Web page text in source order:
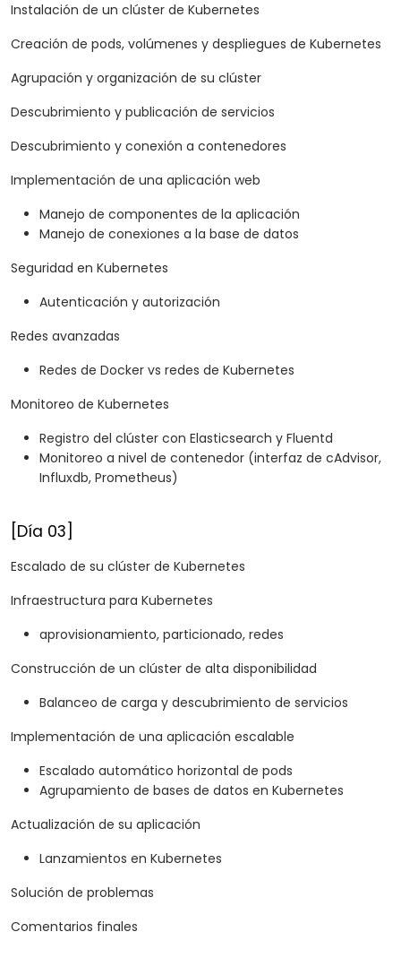
Instalación de un clúster de Kubernetes
Creación de pods, volúmenes y despliegues de Kubernetes
Agrupación y organización de su clúster
Descubrimiento y publicación de servicios
Descubrimiento y conexión a contenedores
Implementación de una aplicación web
Manejo de componentes de la aplicación
Manejo de conexiones a la base de datos
Seguridad en Kubernetes
Autenticación y autorización
Redes avanzadas
Redes de Docker vs redes de Kubernetes
Monitoreo de Kubernetes
Registro del clúster con Elasticsearch y Fluentd
Monitoreo a nivel de contenedor (interfaz de cAdvisor,
Influxdb, Prometheus)
[Día 03]
Escalado de su clúster de Kubernetes
Infraestructura para Kubernetes
aprovisionamiento, particionado, redes
Construcción de un clúster de alta disponibilidad
Balanceo de carga y descubrimiento de servicios
Implementación de una aplicación escalable
Escalado automático horizontal de pods
Agrupamiento de bases de datos en Kubernetes
Actualización de su aplicación
Lanzamientos en Kubernetes
Solución de problemas
Comentarios finales